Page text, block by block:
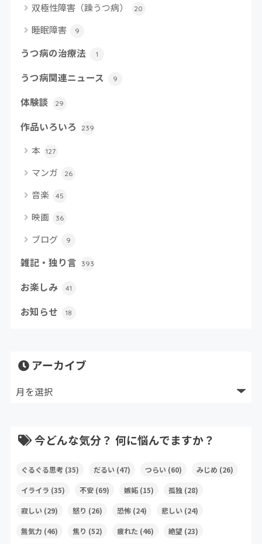
双極性障害（躁うつ病） 20
睡眠障害 9
うつ病の治療法 1
うつ病関連ニュース 9
体験談 29
作品いろいろ 239
本 127
マンガ 26
音楽 45
映画 36
ブログ 9
雑記・独り言 393
お楽しみ 41
お知らせ 18
アーカイブ
今どんな気分？ 何に悩んでますか？
ぐるぐる思考(35) だるい(47) つらい(60) みじめ (26)
イライラ (35) 不安(69) 嫉妬(15) 孤独 (28)
寂しい(29) 怒り (26) 恐怖(24) 悲しい(24)
無気力 (46) 焦り (52) 疲れた (46) 絶望 (23)